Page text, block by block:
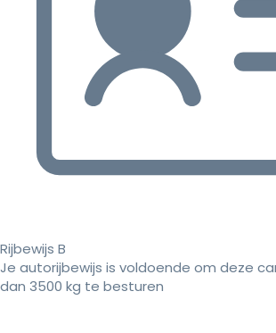
Rijbewijs B
Je autorijbewijs is voldoende om deze
dan 3500 kg te besturen